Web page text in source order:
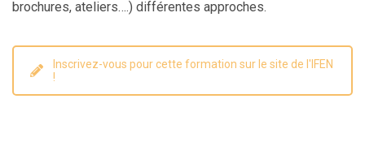
brochures, ateliers….) différentes approches.
Inscrivez-vous pour cette formation sur le site de l'IFEN
!